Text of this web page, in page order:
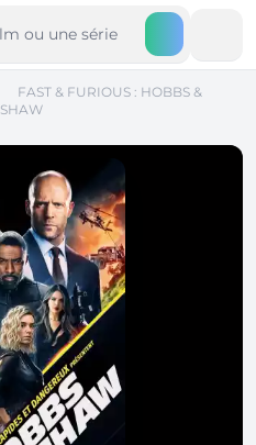
FAST & FURIOUS : HOBBS &
SHAW